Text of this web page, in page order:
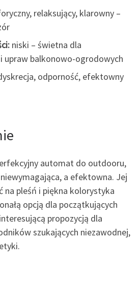
relaksujący, klarowny –
niski – świetna dla
upraw balkonowo-ogrodowych
odporność, efektowny
automat do outdooru,
a efektowna. Jej
na pleśń i piękna kolorystyka
opcją dla początkujących
propozycją dla
szukających niezawodnej,